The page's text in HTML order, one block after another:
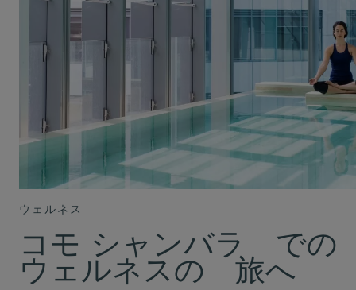
ウェルネス
コモ シャンバラ での
ウェルネスの 旅へ